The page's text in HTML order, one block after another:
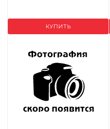
КУПИТЬ